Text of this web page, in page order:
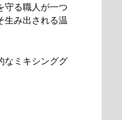
守る職人が一つ
生み出される温
なミキシンググ